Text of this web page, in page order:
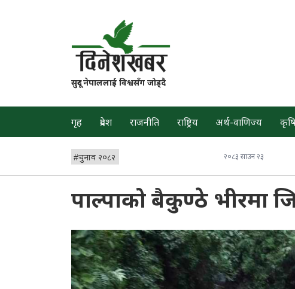
सुदूर नेपाललाई विश्वसँग जोड्दै
गृह प्रदेश राजनीति राष्ट्रिय अर्थ-वाणिज्य कृषि
#चुनाव २०८२ २०८३ साउन २३
पाल्पाको बैकुण्ठे भीरमा